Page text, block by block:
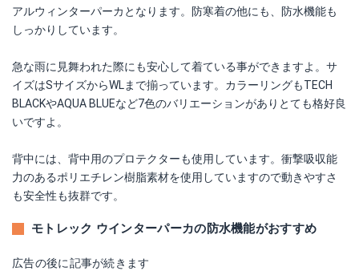
アルウィンターパーカとなります。防寒着の他にも、防水機能も
しっかりしています。
急な雨に見舞われた際にも安心して着ている事ができますよ。サ
イズはSサイズからWLまで揃っています。カラーリングもTECH
BLACKやAQUA BLUEなど7色のバリエーションがありとても格好良
いですよ。
背中には、背中用のプロテクターも使用しています。衝撃吸収能
力のあるポリエチレン樹脂素材を使用していますので動きやすさ
も安全性も抜群です。
モトレック ウインターパーカの防水機能がおすすめ
広告の後に記事が続きます